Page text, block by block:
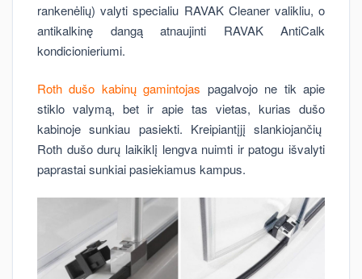
rankenėlių) valyti specialiu RAVAK Cleaner valikliu, o
antikalkinę dangą atnaujinti RAVAK AntiCalk
kondicionieriumi.
Roth dušo kabinų gamintojas pagalvojo ne tik apie
stiklo valymą, bet ir apie tas vietas, kurias dušo
kabinoje sunkiau pasiekti. Kreipiantįjį slankiojančių
Roth dušo durų laikiklį lengva nuimti ir patogu išvalyti
paprastai sunkiai pasiekiamus kampus.